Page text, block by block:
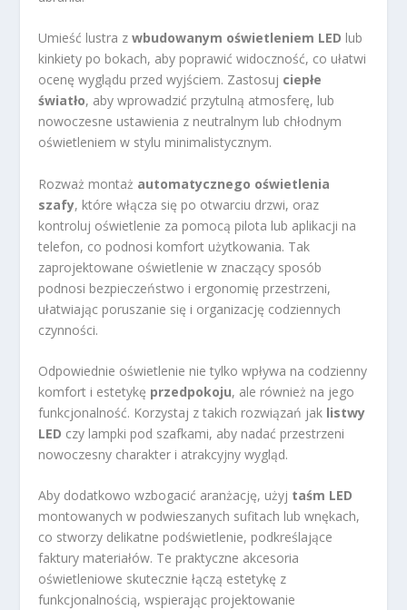
Umieść lustra zwbudowanym oświetleniem LED lub
kinkiety po bokach, aby poprawić widoczność, co ułatwi
ocenę wyglądu przed wyjściem. Zastosuj ciepłe
światło, aby wprowadzić przytulną atmosferę, lub
nowoczesne ustawienia z neutralnym lub chłodnym
oświetleniem w stylu minimalistycznym.
Rozważ montaż automatycznego oświetlenia
szafy, które włącza się po otwarciu drzwi, oraz
kontroluj oświetlenie za pomocą pilota lub aplikacji na
telefon, co podnosi komfort użytkowania. Tak
zaprojektowane oświetlenie w znaczący sposób
podnosi bezpieczeństwo i ergonomię przestrzeni,
ułatwiając poruszanie się i organizację codziennych
czynności.
Odpowiednie oświetlenie nie tylko wpływa na codzienny
komfort i estetykę przedpokoju, ale również na jego
funkcjonalność. Korzystaj z takich rozwiązań jak listwy
LED czy lampki pod szafkami, aby nadać przestrzeni
nowoczesny charakter i atrakcyjny wygląd.
Aby dodatkowo wzbogacić aranżację, użyj taśm LED
montowanych w podwieszanych sufitach lub wnękach,
co stworzy delikatne podświetlenie, podkreślające
faktury materiałów. Te praktyczne akcesoria
oświetleniowe skutecznie łączą estetykę z
funkcjonalnością, wspierając projektowanie